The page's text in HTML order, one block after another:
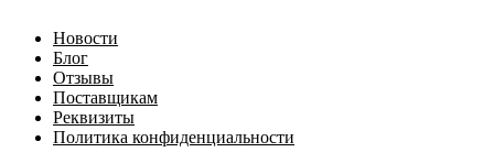
Новости
Блог
Отзывы
Поставщикам
Реквизиты
Политика конфиденциальности